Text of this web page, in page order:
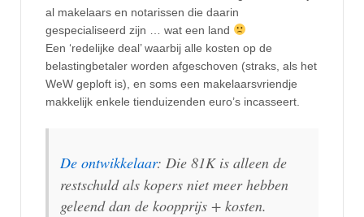
al makelaars en notarissen die daarin
gespecialiseerd zijn … wat een land
Een ‘redelijke deal’ waarbij alle kosten op de
belastingbetaler worden afgeschoven (straks, als het
WeW geploft is), en soms een makelaarsvriendje
makkelijk enkele tienduizenden euro’s incasseert.
De ontwikkelaar: Die 81K is alleen de
restschuld als kopers niet meer hebben
geleend dan de koopprijs + kosten.